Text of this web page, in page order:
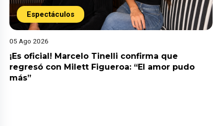
Espectáculos
05 Ago 2026
¡Es oficial! Marcelo Tinelli confirma que
regresó con Milett Figueroa: “El amor pudo
más”